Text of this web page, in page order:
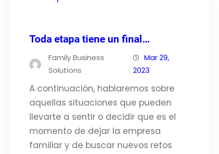
Toda etapa tiene un final…
Family Business
Solutions
Mar 29,
2023
A continuación, hablaremos sobre
aquellas situaciones que pueden
llevarte a sentir o decidir que es el
momento de dejar la empresa
familiar y de buscar nuevos retos